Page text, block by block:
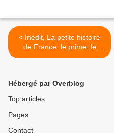
< Inédit, La petite histoire
de France, le prime, le
mardi 27/11/18 à 21h sur
Hébergé par Overblog
Top articles
Pages
Contact